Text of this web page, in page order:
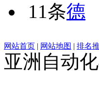
11条德
网站首页 | 网站地图 | 排名
亚洲自动